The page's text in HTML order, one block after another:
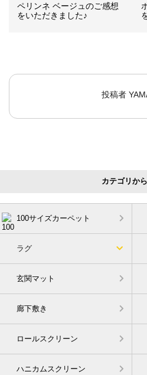
ペリンネ ベージュのご感想
をいただきました♪
投稿者
カテゴリか
100サイズカーペット
ラグ
玄関マット
廊下敷き
ロールスクリーン
ハニカムスクリーン